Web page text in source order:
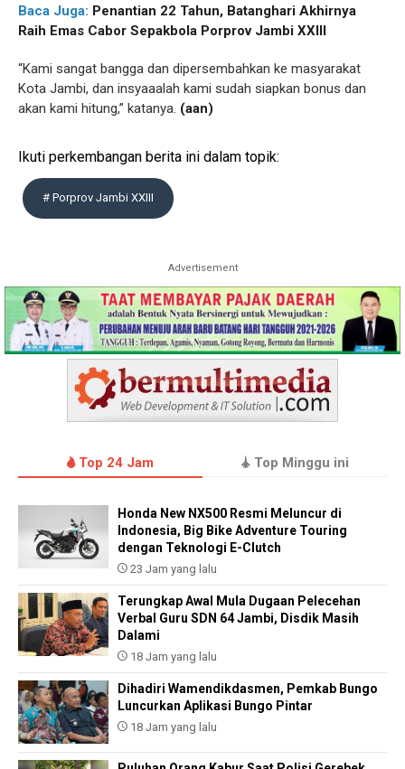
Baca Juga: Penantian 22 Tahun, Batanghari Akhirnya
Raih Emas Cabor Sepakbola Porprov Jambi XXIII
“Kami sangat bangga dan dipersembahkan ke masyarakat
Kota Jambi, dan insyaaalah kami sudah siapkan bonus dan
akan kami hitung,” katanya. (aan)
Ikuti perkembangan berita ini dalam topik:
# Porprov Jambi XXIII
Advertisement
Top 24 Jam Top Minggu ini
Honda New NX500 Resmi Meluncur di
Indonesia, Big Bike Adventure Touring
dengan Teknologi E-Clutch
23 Jam yang lalu
Terungkap Awal Mula Dugaan Pelecehan
Verbal Guru SDN 64 Jambi, Disdik Masih
Dalami
18 Jam yang lalu
Dihadiri Wamendikdasmen, Pemkab Bungo
Luncurkan Aplikasi Bungo Pintar
18 Jam yang lalu